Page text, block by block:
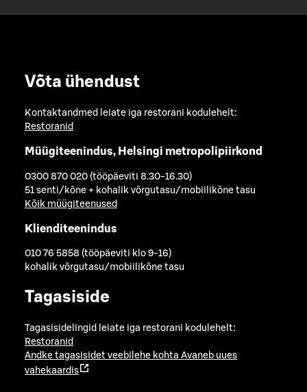
Võta ühendust
Kontaktandmed leiate iga restorani kodulehelt:
Restoranid
Müügiteenindus, Helsingi metropolipiirkond
0300 870 020 (tööpäeviti 8.30-16.30)
51 senti/kõne + kohalik võrgutasu/mobiilikõne tasu
Kõik müügiteenused
Klienditeenindus
010 76 5858 (tööpäeviti klo 9-16)
kohalik võrgutasu/mobiilikõne tasu
Tagasiside
Tagasisidelingid leiate iga restorani kodulehelt:
Restoranid
Andke tagasisidet veebilehe kohta Avaneb uues
vahekaardis